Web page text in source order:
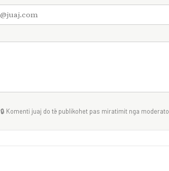
🔒 Komenti juaj do të publikohet pas miratimit nga